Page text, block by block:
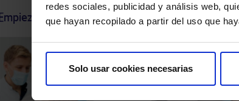
redes sociales, publicidad y análisis web,
que hayan recopilado a partir del uso que
Solo usar cookies necesarias
cada día con una sonrisa y mantenla